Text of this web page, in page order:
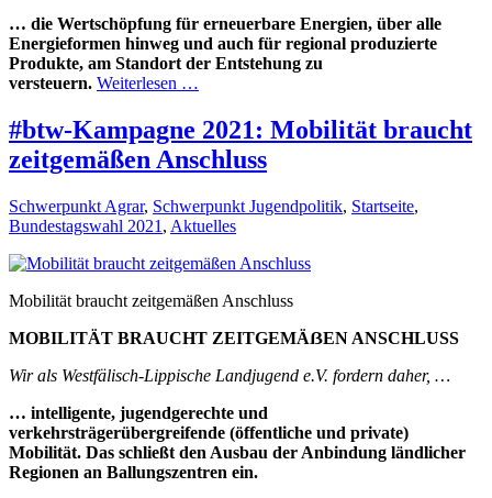
… die Wertschöpfung für erneuerbare Energien, über alle
Energieformen hinweg und auch für regional produzierte
Produkte, am Standort der Entstehung zu
versteuern. Weiterlesen …
#btw-Kampagne 2021: Mobilität braucht
zeitgemäßen Anschluss
Schwerpunkt Agrar, Schwerpunkt Jugendpolitik, Startseite,
Bundestagswahl 2021 , Aktuelles
Mobilität braucht zeitgemäßen Anschluss
MOBILITÄT BRAUCHT ZEITGEMÄẞEN ANSCHLUSS
Wir als Westfälisch-Lippische Landjugend e.V. fordern daher, …
… intelligente, jugendgerechte und
verkehrsträgerübergreifende (öffentliche und private)
Mobilität. Das schließt den Ausbau der Anbindung ländlicher
Regionen an Ballungszentren ein.